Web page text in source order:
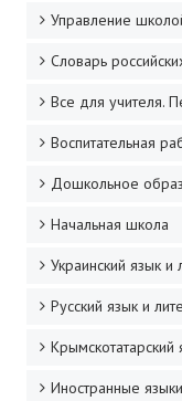
Управление
Словарь
Все для учителя.
Воспитательная
Дошкольное
Начальная школа
Украинский язык и
Русский язык и
Крымскотатарский
Иностранные языки